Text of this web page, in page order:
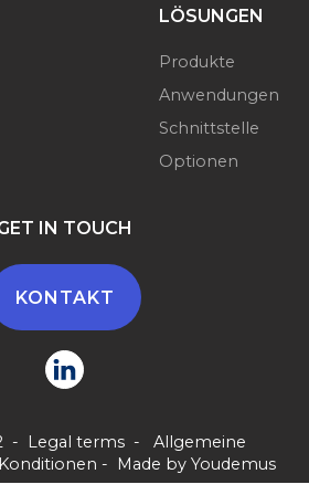
LÖSUNGEN
Produkte
Anwendungen
Schnittstelle
Optionen
IN TOUCH
KONTAKT
- Legal terms- Allgemeine
- Made by Youdemus